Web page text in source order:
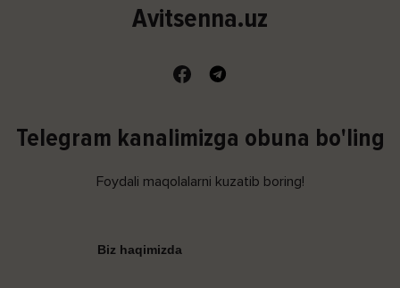
Avitsenna.uz
Telegram kanalimizga obuna bo'ling
Foydali maqolalarni kuzatib boring!
Biz haqimizda